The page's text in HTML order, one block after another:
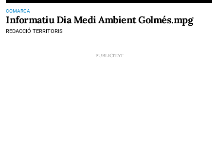
COMARCA
Informatiu Dia Medi Ambient Golmés.mpg
REDACCIÓ TERRITORIS